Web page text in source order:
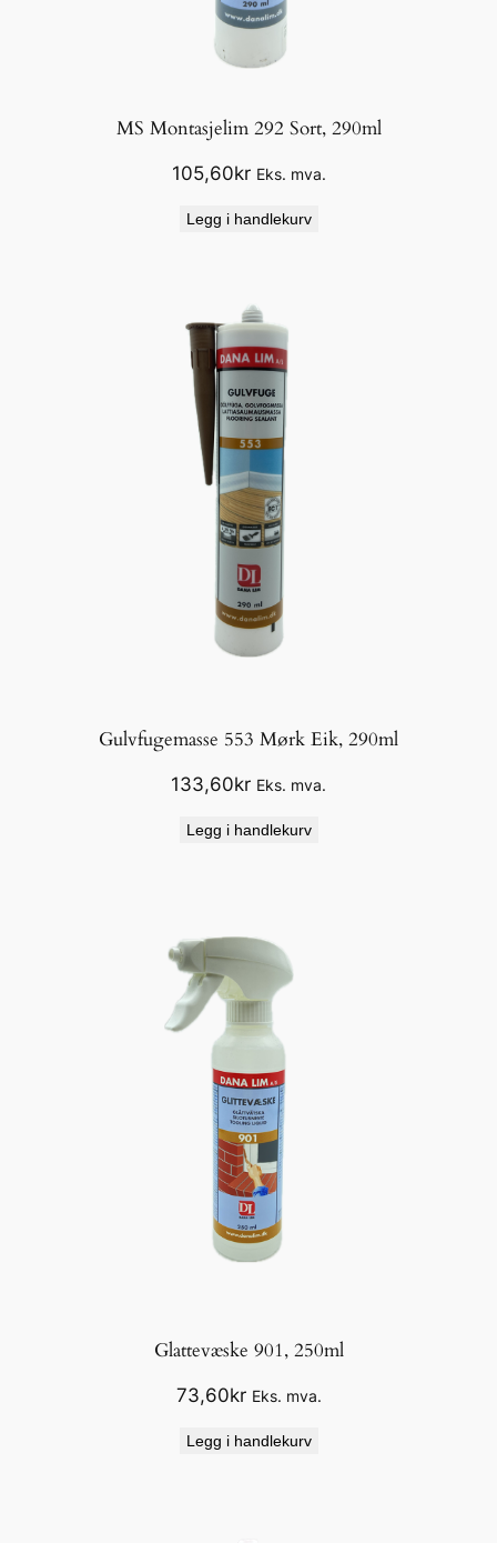
MS Montasjelim 292 Sort, 290ml
105,60kr Eks. mva.
Legg i handlekurv
Gulvfugemasse 553 Mørk Eik, 290ml
133,60kr Eks. mva.
Legg i handlekurv
Glattevæske 901, 250ml
73,60kr Eks. mva.
Legg i handlekurv